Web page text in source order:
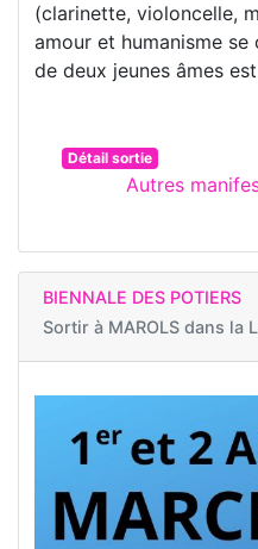
(clarinette, violoncelle,
amour et humanisme
de deux jeunes âmes est
Détail sortie
Autres
BIENNALE DES POTIERS
Sortir à MAROLS dans la